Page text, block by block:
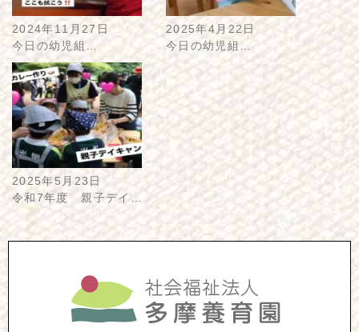
2024年11月27日
今日の幼児組…
2025年4月22日
今日の幼児組…
2025年5月23日
令和7年度 親子デイ…